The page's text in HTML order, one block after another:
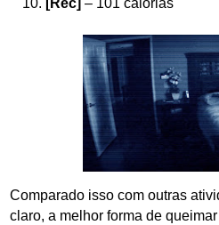
Comparado isso com outras
claro, a melhor forma de